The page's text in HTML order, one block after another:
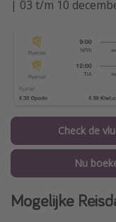
| 03 t/m 10
Check de
Nu
Mogelijke